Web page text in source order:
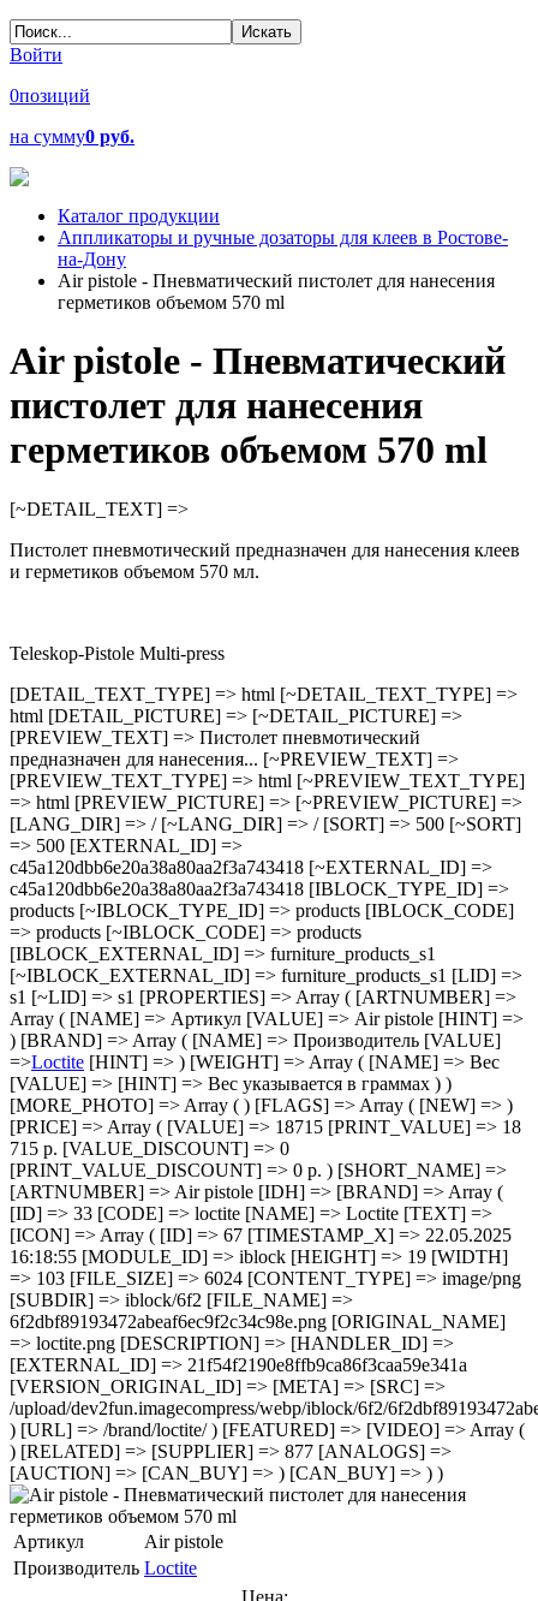
Войти
0позиций
на сумму0 руб.
Каталог продукции
Аппликаторы и ручные дозаторы для клеев в Ростове-
на-Дону
Air pistole - Пневматический пистолет для нанесения
герметиков объемом 570 ml
Air pistole - Пневматический
пистолет для нанесения
герметиков объемом 570 ml
[~DETAIL_TEXT] =>
Пистолет пневмотический предназначен для нанесения клеев
и герметиков объемом 570 мл.
Teleskop-Pistole Multi-press
[DETAIL_TEXT_TYPE] => html [~DETAIL_TEXT_TYPE] =>
html [DETAIL_PICTURE] => [~DETAIL_PICTURE] =>
[PREVIEW_TEXT] => Пистолет пневмотический
предназначен для нанесения... [~PREVIEW_TEXT] =>
[PREVIEW_TEXT_TYPE] => html [~PREVIEW_TEXT_TYPE]
=> html [PREVIEW_PICTURE] => [~PREVIEW_PICTURE] =>
[LANG_DIR] => / [~LANG_DIR] => / [SORT] => 500 [~SORT]
=> 500 [EXTERNAL_ID] =>
c45a120dbb6e20a38a80aa2f3a743418 [~EXTERNAL_ID] =>
c45a120dbb6e20a38a80aa2f3a743418 [IBLOCK_TYPE_ID] =>
products [~IBLOCK_TYPE_ID] => products [IBLOCK_CODE]
=> products [~IBLOCK_CODE] => products
[IBLOCK_EXTERNAL_ID] => furniture_products_s1
[~IBLOCK_EXTERNAL_ID] => furniture_products_s1 [LID] =>
s1 [~LID] => s1 [PROPERTIES] => Array ( [ARTNUMBER] =>
Array ( [NAME] => Артикул [VALUE] => Air pistole [HINT] =>
) [BRAND] => Array ( [NAME] => Производитель [VALUE]
=>Loctite [HINT] => ) [WEIGHT] => Array ( [NAME] => Вес
[VALUE] => [HINT] => Вес указывается в граммах ) )
[MORE_PHOTO] => Array ( ) [FLAGS] => Array ( [NEW] => )
[PRICE] => Array ( [VALUE] => 18715 [PRINT_VALUE] => 18
715 р. [VALUE_DISCOUNT] => 0
[PRINT_VALUE_DISCOUNT] => 0 р. ) [SHORT_NAME] =>
[ARTNUMBER] => Air pistole [IDH] => [BRAND] => Array (
[ID] => 33 [CODE] => loctite [NAME] => Loctite [TEXT] =>
[ICON] => Array ( [ID] => 67 [TIMESTAMP_X] => 22.05.2025
16:18:55 [MODULE_ID] => iblock [HEIGHT] => 19 [WIDTH]
=> 103 [FILE_SIZE] => 6024 [CONTENT_TYPE] => image/png
[SUBDIR] => iblock/6f2 [FILE_NAME] =>
6f2dbf89193472abeaf6ec9f2c34c98e.png [ORIGINAL_NAME]
=> loctite.png [DESCRIPTION] => [HANDLER_ID] =>
[EXTERNAL_ID] => 21f54f2190e8ffb9ca86f3caa59e341a
[VERSION_ORIGINAL_ID] => [META] => [SRC] =>
/upload/dev2fun.imagecompress/webp/iblock/6f2/
) [URL] => /brand/loctite/ ) [FEATURED] => [VIDEO] => Array (
) [RELATED] => [SUPPLIER] => 877 [ANALOGS] =>
[AUCTION] => [CAN_BUY] => ) [CAN_BUY] => ) )
Артикул
Air pistole
Производитель Loctite
Цена: